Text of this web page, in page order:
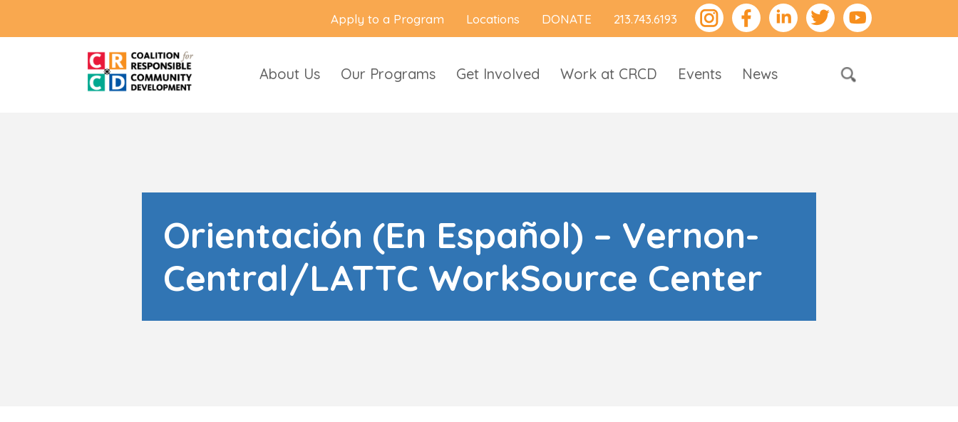
Apply to a Program Locations DONATE 213.743.6193
About Us Our Programs Get Involved Work at CRCD Events News
Orientación (En Español) – Vernon-
Central/LATTC WorkSource Center